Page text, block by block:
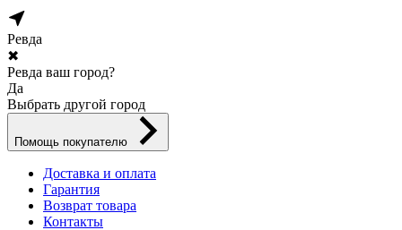
Ревда
✖
Ревда ваш город?
Да
Выбрать другой город
Помощь покупателю
Доставка и оплата
Гарантия
Возврат товара
Контакты